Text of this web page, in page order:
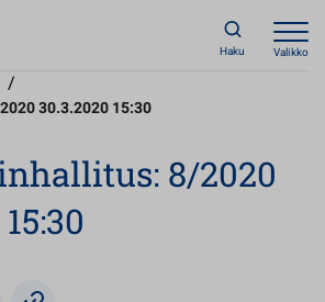
Haku Valikko
/
30.3.2020 15:30
8/2020